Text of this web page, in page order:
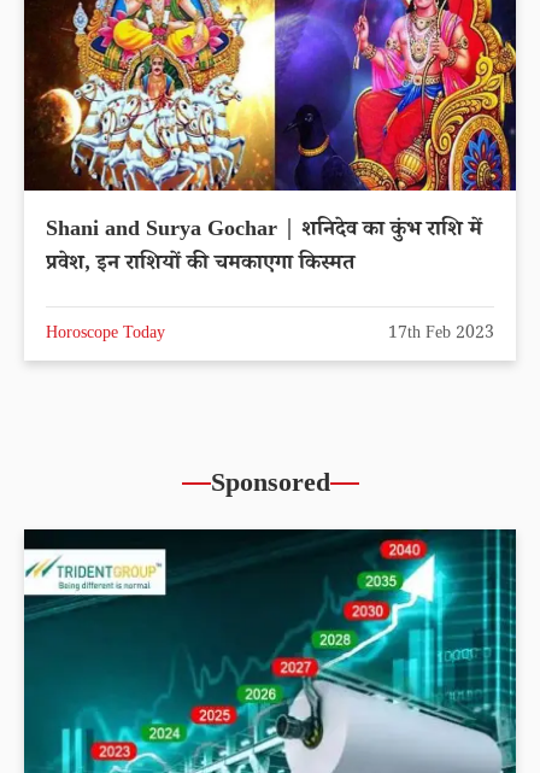
Shani and Surya Gochar | शनिदेव का कुंभ राशि में
प्रवेश, इन राशियों की चमकाएगा किस्मत
Horoscope Today 17th Feb 2023
Sponsored